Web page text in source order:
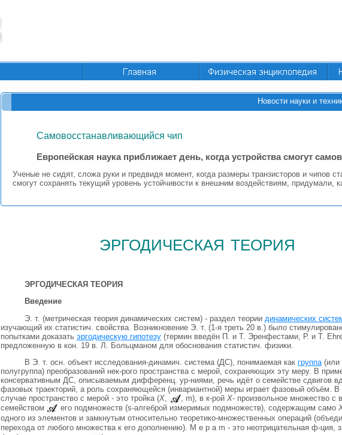
Новости науки и
Самовосстанавливающийся чип
Европейская наука приближает день, когда устройства смогут
Ученые не сидят, сложа руки и предвидя момент, когда размеры транзисторов и чипов
смогут сохранять текущий уровень устойчивости к внешним воздействиям, придумали,
эргодическая теория
ЭРГОДИЧЕСКАЯ ТЕОРИЯ
Введение
Э. т. (метрическая теория динамических систем) - раздел теории динамических
изучающий их статистич. свойства. Возникновение Э. т. (1-я треть 20 в.) было
попытками доказать эргодическую гипотезу (термин введён П. и Т. Эренфестами, Р. и Т.
предложенную в кон. 19 в. Л. Больцманом для обоснования статистич. физики.
В Э. т. осн. объект исследования-динамич. система (ДС), понимаемая как группа (или
полугруппа) преобразований нек-рого пространства с мерой, сохраняющих эту меру. В
консервативным ДС, описываемым дифференц. ур-ниями, речь идёт о семействе сдвигов
фазовых траекторий, а роль сохраняющейся (инвариантной) меры играет фазовый объём.
случае пространство с мерой - это тройка (X , m), в к-рой X- произвольное множество с
семейством
его подмножеств (s-алгеброй измеримых подмножеств), содержащим само
одного из элементов и замкнутым относительно теоретико-множественных операций
перехода от любого множества к его дополнению). М е р а m - это неотрицательная ф-ция,